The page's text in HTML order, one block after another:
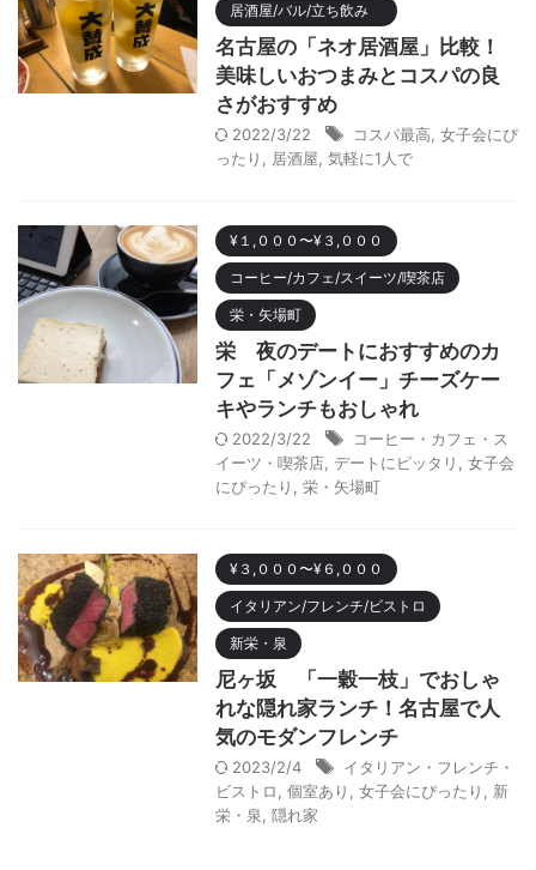
居酒屋/バル/立ち飲み
名古屋の「ネオ居酒屋」比較！
美味しいおつまみとコスパの良
さがおすすめ
2022/3/22 コスパ最高 女子会にぴ
ったり
居酒屋 気軽に1人で
¥１,０００〜¥３,０００
コーヒー/カフェ/スイーツ/喫茶店
栄・矢場町
栄 夜のデートにおすすめのカ
フェ「メゾンイー」チーズケー
キやランチもおしゃれ
2022/3/22
コーヒー・カフェ・ス
イーツ・喫茶店 デートにピッタリ
女子会
にぴったり
栄・矢場町
¥３,０００〜¥６,０００
イタリアン/フレンチ/ビストロ
新栄・泉
尼ヶ坂 「一穀一枝」でおしゃ
れな隠れ家ランチ！名古屋で人
気のモダンフレンチ
2023/2/4
イタリアン・フレンチ・
ビストロ
個室あり 女子会にぴったり
新
栄・泉
隠れ家